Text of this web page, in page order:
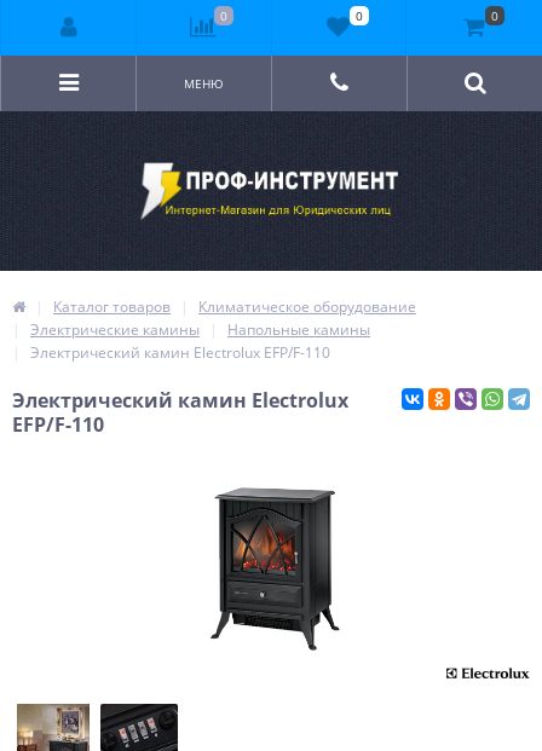
МЕНЮ
Каталог товаров
Климатическое оборудование
Электрические камины
Напольные камины
Электрический камин Electrolux EFP/F-110
Электрический камин Electrolux
EFP/F-110
0 0 0